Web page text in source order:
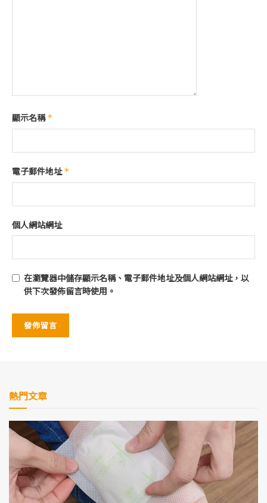
顯示名稱*
電子郵件地址*
個人網站網址
在瀏覽器中儲存顯示名稱、電子郵件地址及個人網站網址，以
供下次發佈留言時使用。
熱門文章